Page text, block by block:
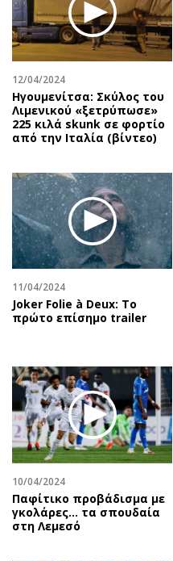
12/04/2024
Ηγουμενίτσα: Σκύλος του
Λιμενικού «ξετρύπωσε»
225 κιλά skunk σε φορτίο
από την Ιταλία (βίντεο)
11/04/2024
Joker Folie à Deux: Το
πρώτο επίσημο trailer
10/04/2024
Παφίτικο προβάδισμα με
γκολάρες… τα σπουδαία
στη Λεμεσό